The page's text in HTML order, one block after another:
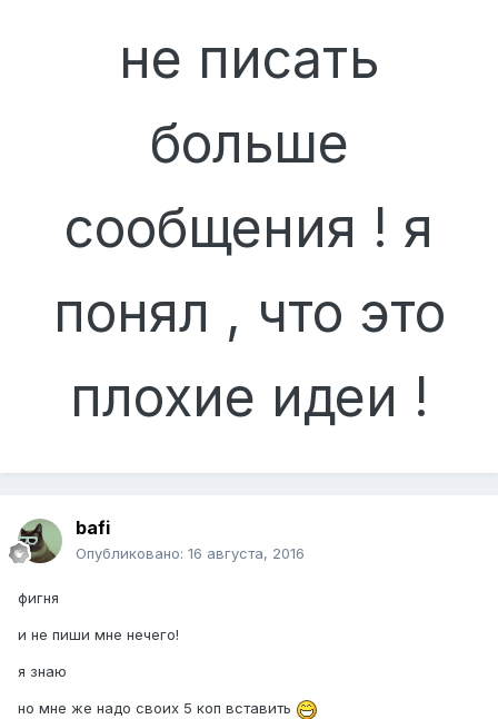
не писать
больше
сообщения ! я
понял , что это
плохие идеи !
bafi
Опубликовано: 16 августа, 2016
фигня
и не пиши мне нечего!
я знаю
но мне же надо своих 5 коп вставить